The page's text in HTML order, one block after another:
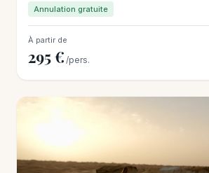
Annulation gratuite
À partir de
295 € /pers.